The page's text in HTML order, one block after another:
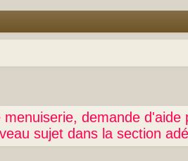
demande d'aide
sujet dans la section